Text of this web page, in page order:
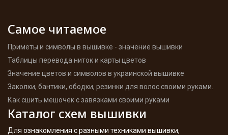
Самое читаемое
Приметы и символы в вышивке - значение вышивки
Таблицы перевода ниток и карты цветов
Значение цветов и символов в украинской вышивке
Заколки, бантики, ободки, резинки для волос своими руками.
Как сшить мешочек с завязками своими руками
Каталог схем вышивки
Для ознакомления с разными техниками вышивки,